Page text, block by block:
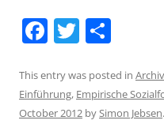
F
c
e
T
itt
er
ar
e
This entry was posted in
Einführung, Empirische
October 2012 bySimon Jebsen.